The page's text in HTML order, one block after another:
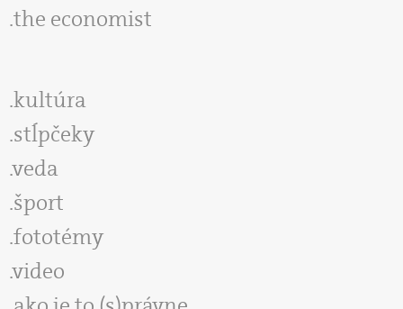
the economist
kultúra
stĺpčeky
veda
šport
fototémy
video